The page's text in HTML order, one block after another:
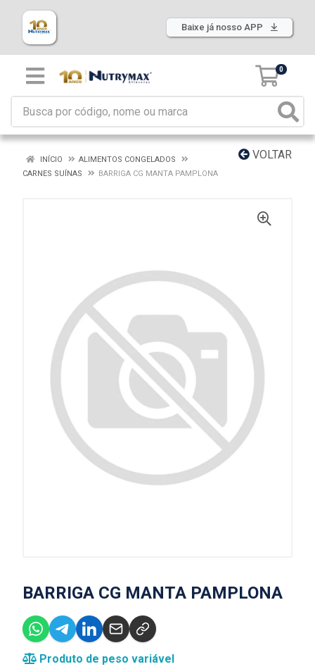
Baixe já nosso APP
0
VOLTAR
INÍCIO
ALIMENTOS CONGELADOS
CARNES SUÍNAS
BARRIGA CG MANTA PAMPLONA
BARRIGA CG MANTA PAMPLONA
Produto de peso variável